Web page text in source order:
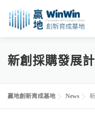
要
關於我們 最新消
進駐申請 活動花
新創採購發展
贏地創新育成基地 News